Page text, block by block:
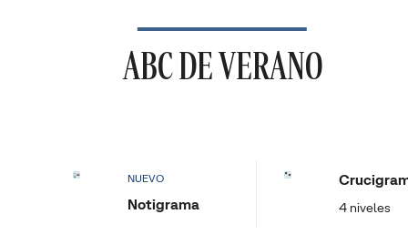
ABC DE VERANO
NUEVO
Notigrama 4 niveles